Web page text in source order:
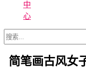
中
心
简笔画古风女